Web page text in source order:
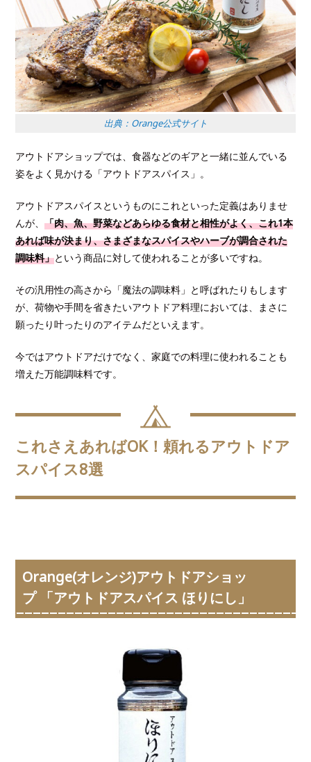
出典：Orange公式サイト
アウトドアショップでは、食器などのギアと一緒に並んでいる
姿をよく見かける「アウトドアスパイス」。
アウトドアスパイスというものにこれといった定義はありませ
んが、「肉、魚、野菜などあらゆる食材と相性がよく、これ1本
あれば味が決まり、さまざまなスパイスやハーブが調合された
調味料」という商品に対して使われることが多いですね。
その汎用性の高さから「魔法の調味料」と呼ばれたりもします
が、荷物や手間を省きたいアウトドア料理においては、まさに
願ったり叶ったりのアイテムだといえます。
今ではアウトドアだけでなく、家庭での料理に使われることも
増えた万能調味料です。
これさえあればOK！頼れるアウトドア
スパイス8選
Orange(オレンジ)アウトドアショッ
プ 「アウトドアスパイス ほりにし」